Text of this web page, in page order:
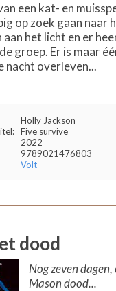
een kat- en
op zoek gaan naar
aan het licht en er
groep. Er is maar
nacht overleven...
Holly Jackson
Five survive
2022
9789021476803
Volt
dood
Nog zeven
Mason dood...